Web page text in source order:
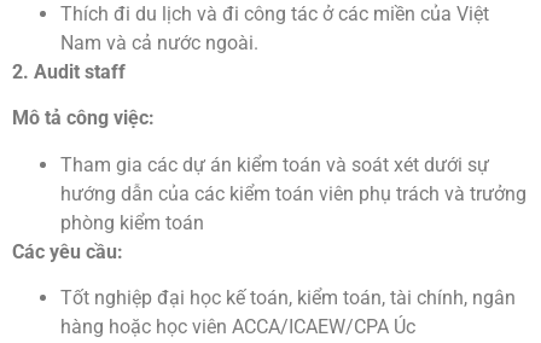
Thích đi du lịch và đi công tác ở các miền của Việt
Nam và cả nước ngoài.
2. Audit staff
Mô tả công việc:
Tham gia các dự án kiểm toán và soát xét dưới sự
hướng dẫn của các kiểm toán viên phụ trách và trưởng
phòng kiểm toán
Các yêu cầu:
Tốt nghiệp đại học kế toán, kiểm toán, tài chính, ngân
hàng hoặc học viên ACCA/ICAEW/CPA Úc